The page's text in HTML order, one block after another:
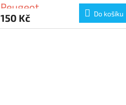
Peugeot
150 Kč Do košíku